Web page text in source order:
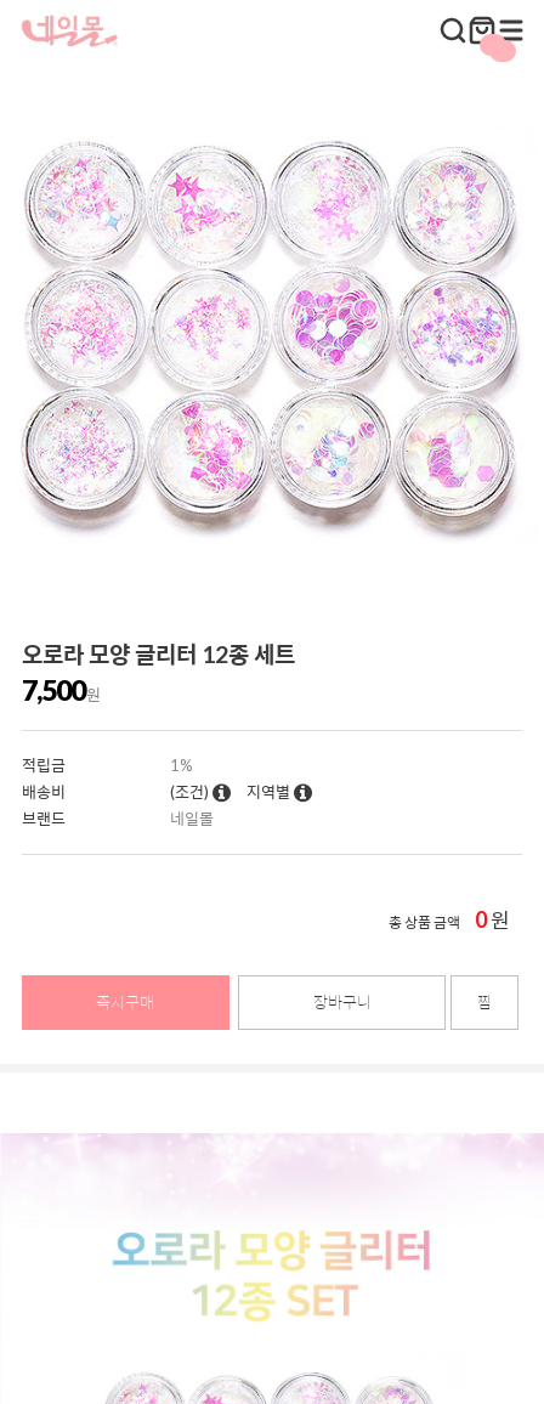
오로라 모양 글리터 12종 세트
7,500원
적립금
1%
배송비
(조건)
지역별
브랜드
네일몰
총 상품 금액 0원
즉시구매 장바구니 찜